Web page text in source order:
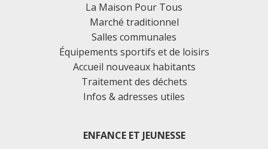
La Maison Pour Tous
Marché traditionnel
Salles communales
Équipements sportifs et de loisirs
Accueil nouveaux habitants
Traitement des déchets
Infos & adresses utiles
ENFANCE ET JEUNESSE